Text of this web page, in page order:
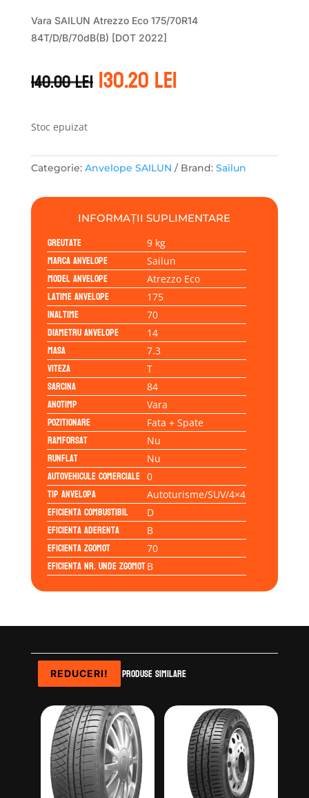
Vara SAILUN Atrezzo Eco 175/70R14
84T/D/B/70dB(B) [DOT 2022]
140.00lei Prețul
inițial
130.20leiPrețul
curent
Stoc epuizat
Categorie: Anvelope SAILUN Brand: Sailun
INFORMAȚII SUPLIMENTARE
Greutate 9 kg
Marca anvelope Sailun
Model anvelope Atrezzo Eco
Latime anvelope 175
Inaltime 70
Diametru anvelope 14
Masa 7.3
Viteza T
Sarcina 84
Anotimp Vara
Pozitionare Fata + Spate
Ramforsat Nu
Runflat Nu
Autovehicule comerciale 0
Tip anvelopa Autoturisme/SUV/4×4
Eficienta Combustibil D
Eficienta Aderenta B
Eficienta Zgomot 70
Eficienta Nr. Unde ZgomotB
Produse similare
REDUCERI!
REDUCERI!
REDUCERI!
REDUCERI!